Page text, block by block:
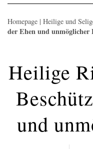
Homepage | Heilige und
der Ehen und unmöglicher
Heilige
und